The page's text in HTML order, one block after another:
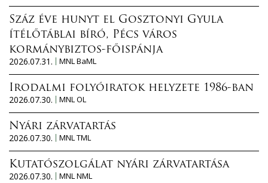
Száz éve hunyt el Gosztonyi Gyula
ítélőtáblai bíró, Pécs város
kormánybiztos-főispánja
2026.07.31.
MNL BaML
Irodalmi folyóiratok helyzete 1986-ban
2026.07.30.
MNL OL
Nyári zárvatartás
2026.07.30.
MNL TML
Kutatószolgálat nyári zárvatartása
2026.07.30.
MNL NML